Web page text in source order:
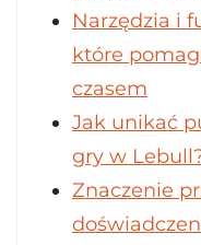
Narzędzia i
które
czasem
Jak unikać
gry w
Znaczenie